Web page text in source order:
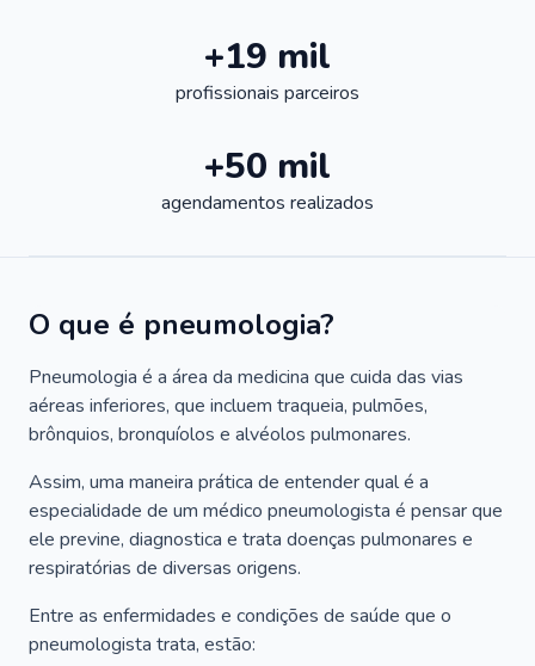
+19 mil
profissionais parceiros
+50 mil
agendamentos realizados
O que é pneumologia?
Pneumologia é a área da medicina que cuida das vias
aéreas inferiores, que incluem traqueia, pulmões,
brônquios, bronquíolos e alvéolos pulmonares.
Assim, uma maneira prática de entender qual é a
especialidade de um médico pneumologista é pensar que
ele previne, diagnostica e trata doenças pulmonares e
respiratórias de diversas origens.
Entre as enfermidades e condições de saúde que o
pneumologista trata, estão: